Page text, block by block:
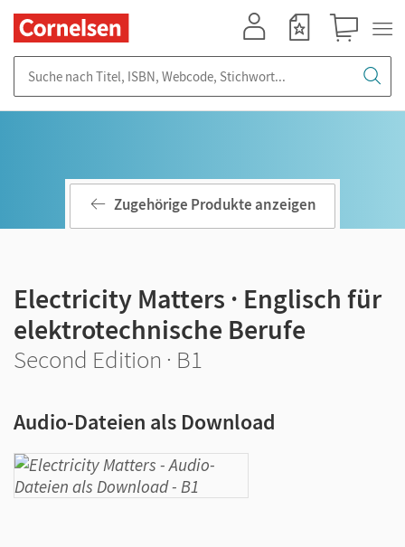
Zugehörige Produkte anzeigen
Electricity Matters · Englisch für
elektrotechnische Berufe
Second Edition · B1
Audio-Dateien als Download